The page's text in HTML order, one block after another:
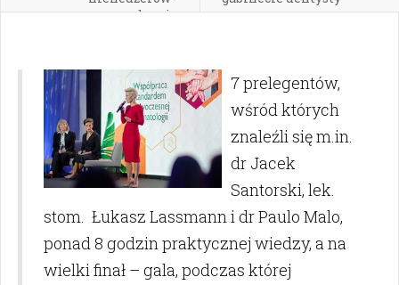
zarządzanie
7 prelegentów,
wśród których
znaleźli się m.in.
dr Jacek
Santorski, lek.
stom. Łukasz Lassmann i dr Paulo Malo,
ponad 8 godzin praktycznej wiedzy, a na
wielki finał – gala, podczas której